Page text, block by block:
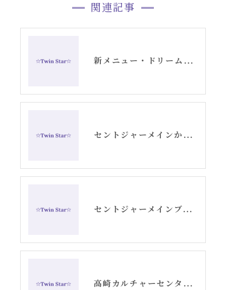
関連記事
新メニュー・ドリームデコードセッションお知らせ
セントジャーメインからのスピリチュアルメッセージ・アリーシャ
セントジャーメインブレッシングカード「リセット」グリッド画像
高崎カルチャーセンターでのエンジェルカード講座スタート